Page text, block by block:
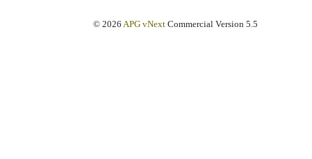
© 2026APG vNext Commercial Version 5.5